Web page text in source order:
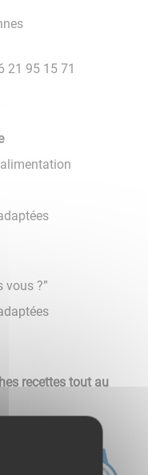
21 95 15 71
vous ?”
recettes tout au